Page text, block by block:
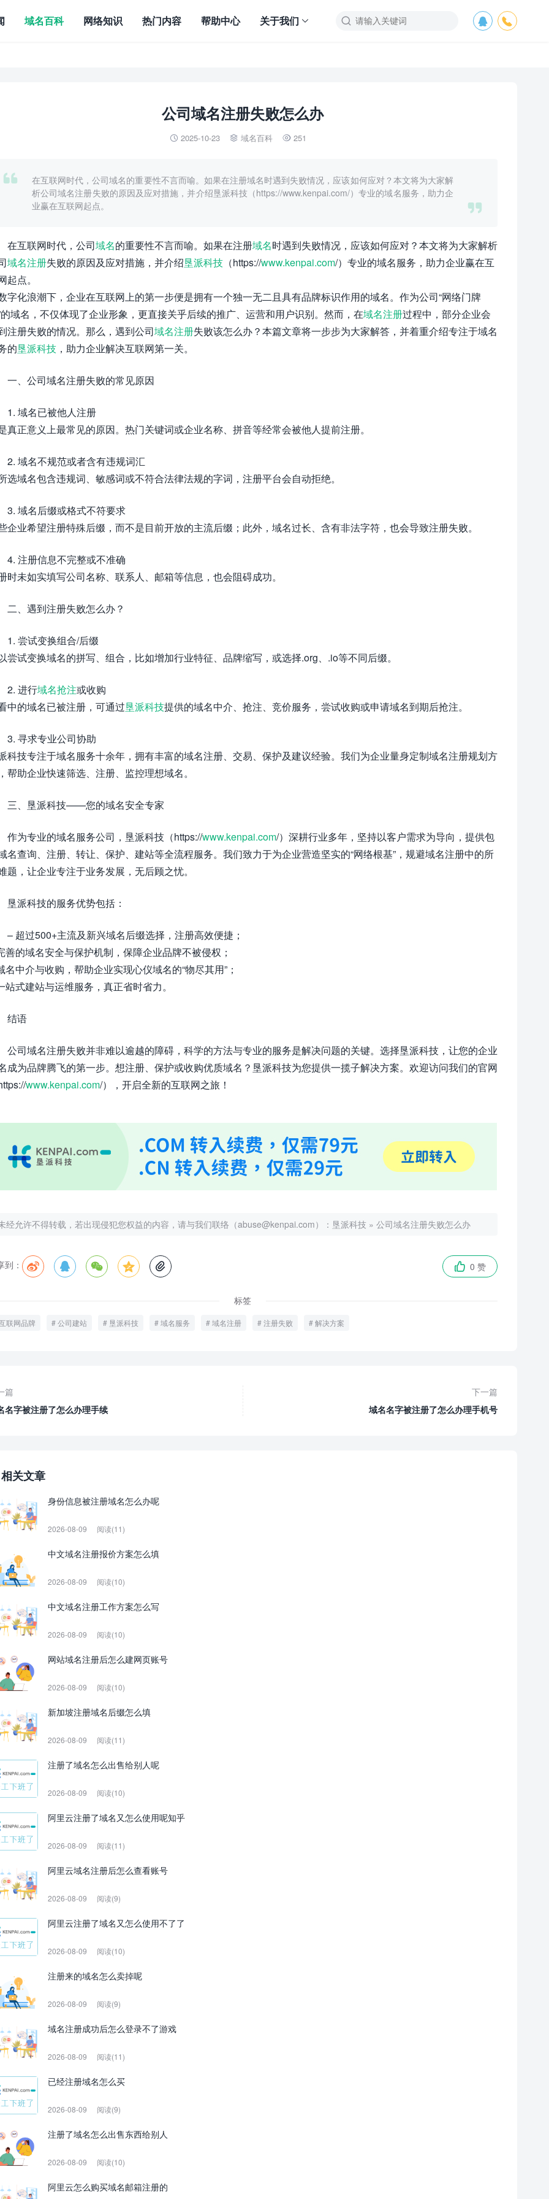
 

域名百科 网络知识 热门内容 帮助中心 关于我们
公司域名注册失败怎么办
 2025-10-23  域名百科  251


在互联网时代，公司域名的重要性不言而喻。如果在注册域名时遇到失败情况，应该如何应对？本文将为大家解
析公司域名注册失败的原因及应对措施，并介绍垦派科技（https://www.kenpai.com/）专业的域名服务，助力企
业赢在互联网起点。
在互联网时代，公司域名的重要性不言而喻。如果在注册域名时遇到失败情况，应该如何应对？本文将为大家解析
域名注册失败的原因及应对措施，并介绍垦派科技 （https://www.kenpai.com/）专业的域名服务，助力企业赢在互
起点。
字化浪潮下，企业在互联网上的第一步便是拥有一个独一无二且具有品牌标识作用的域名。作为公司“网络门牌
的域名，不仅体现了企业形象，更直接关乎后续的推广、运营和用户识别。然而，在域名注册过程中，部分企业会
注册失败的情况。那么，遇到公司域名注册失败该怎么办？本篇文章将一步步为大家解答，并着重介绍专注于域名
的垦派科技 ，助力企业解决互联网第一关。
一、公司域名注册失败的常见原因
1. 域名已被他人注册
真正意义上最常见的原因。热门关键词或企业名称、拼音等经常会被他人提前注册。
2. 域名不规范或者含有违规词汇
选域名包含违规词、敏感词或不符合法律法规的字词，注册平台会自动拒绝。
3. 域名后缀或格式不符要求
企业希望注册特殊后缀，而不是目前开放的主流后缀；此外，域名过长、含有非法字符，也会导致注册失败。
4. 注册信息不完整或不准确
时未如实填写公司名称、联系人、邮箱等信息，也会阻碍成功。
二、遇到注册失败怎么办？
1. 尝试变换组合/后缀
尝试变换域名的拼写、组合，比如增加行业特征、品牌缩写，或选择.org、.io等不同后缀。
2. 进行域名抢注或收购
中的域名已被注册，可通过垦派科技提供的域名中介、抢注、竞价服务，尝试收购或申请域名到期后抢注。
3. 寻求专业公司协助
科技专注于域名服务十余年，拥有丰富的域名注册、交易、保护及建议经验。我们为企业量身定制域名注册规划方
帮助企业快速筛选、注册、监控理想域名。
三、垦派科技——您的域名安全专家
作为专业的域名服务公司，垦派科技（https://www.kenpai.com/）深耕行业多年，坚持以客户需求为导向，提供包
名查询、注册、转让、保护、建站等全流程服务。我们致力于为企业营造坚实的“网络根基”，规避域名注册中的所
题，让企业专注于业务发展，无后顾之忧。
垦派科技的服务优势包括：
– 超过500+主流及新兴域名后缀选择，注册高效便捷；
善的域名安全与保护机制，保障企业品牌不被侵权；
名中介与收购，帮助企业实现心仪域名的“物尽其用”；
站式建站与运维服务，真正省时省力。
结语
公司域名注册失败并非难以逾越的障碍，科学的方法与专业的服务是解决问题的关键。选择垦派科技，让您的企业
成为品牌腾飞的第一步。想注册、保护或收购优质域名？垦派科技为您提供一揽子解决方案。欢迎访问我们的官网
www.kenpai.com/），开启全新的互联网之旅！
经允许不得转载，若出现侵犯您权益的内容，请与我们联络（abuse@kenpai.com）： 垦派科技 » 公司域名注册失败怎么办
到：       0 赞
标签
联网品牌 公司建站 垦派科技 域名服务 域名注册 注册失败 解决方案
篇
名字被注册了怎么办理手续
下一篇
域名名字被注册了怎么办理手机号
相关文章
身份信息被注册域名怎么办呢
2026-08-09 阅读(11)
中文域名注册报价方案怎么填
2026-08-09 阅读(10)
中文域名注册工作方案怎么写
2026-08-09 阅读(10)
网站域名注册后怎么建网页账号
2026-08-09 阅读(10)
新加坡注册域名后缀怎么填
2026-08-09 阅读(11)
注册了域名怎么出售给别人呢
2026-08-09 阅读(10)
阿里云注册了域名又怎么使用呢知乎
2026-08-09 阅读(11)
阿里云域名注册后怎么查看账号
2026-08-09 阅读(9)
阿里云注册了域名又怎么使用不了了
2026-08-09 阅读(10)
注册来的域名怎么卖掉呢
2026-08-09 阅读(9)
域名注册成功后怎么登录不了游戏
2026-08-09 阅读(11)
已经注册域名怎么买
2026-08-09 阅读(9)
注册了域名怎么出售东西给别人
2026-08-09 阅读(10)
阿里云怎么购买域名邮箱注册的